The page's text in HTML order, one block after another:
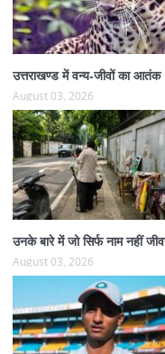
उत्तराखण्ड में वन्य-जीवों का आतंक
August 03, 2026
उनके बारे में जो सिर्फ नाम नहीं
August 03, 2026